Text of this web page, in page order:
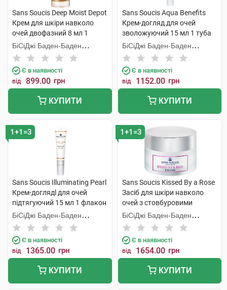
Sans Soucis Deep Moist Depot
Крем для шкіри навколо
очей двофазний 8 мл 1
флакон
БіСіДжі Баден-Баден
Косметікс Груп Гмбх
Є в наявності
від 899.00 грн
КУПИТИ
Sans Soucis Aqua Benefits
Крем-догляд для очей
зволожуючий 15 мл 1 туба
БіСіДжі Баден-Баден
Косметікс Груп Гмбх
Є в наявності
від 1152.00 грн
КУПИТИ
1+1=3
Sans Soucis Illuminating Pearl
Крем-доглядl для очей
підтягуючий 15 мл 1 флакон
БіСіДжі Баден-Баден
Косметікс Груп Гмбх
Є в наявності
від 1365.00 грн
КУПИТИ
1+1=3
Sans Soucis Kissed By a Rose
Засіб для шкіри навколо
очей з стовбуровими
клітинами троянди 15 мл 1
банка
БіСіДжі Баден-Баден
Косметікс Груп Гмбх
Є в наявності
від 1654.00 грн
КУПИТИ